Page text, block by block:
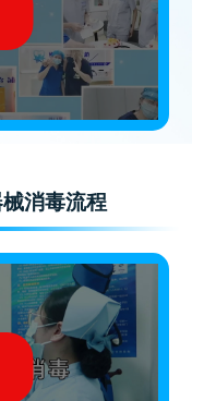
消毒流程